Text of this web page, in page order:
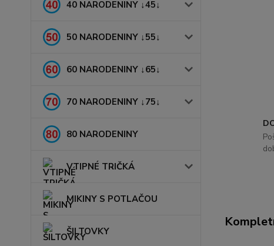
40 NARODENINY ↓45↓
50 NARODENINY ↓55↓
60 NARODENINY ↓65↓
70 NARODENINY ↓75↓
80 NARODENINY
VTIPNÉ TRIČKÁ
MIKINY S POTLAČOU
ŠILTOVKY